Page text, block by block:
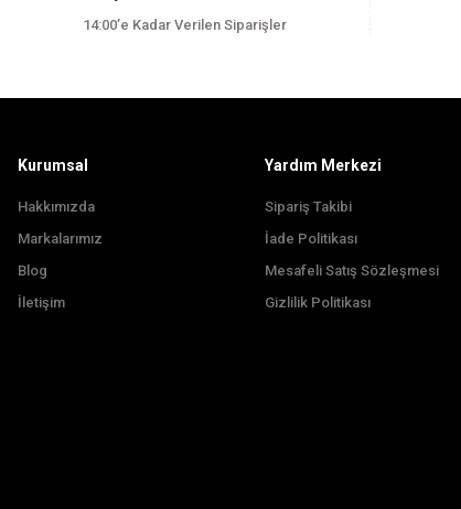
Ürün bilgilerinde hatalar bulunuyor.
14:00’e Kadar Verilen Siparişler
Kurumsal
Hakkımızda
Markalarımız
Blog
İletişim
Yardım Merkezi
Sipariş Takibi
İade Politikası
Mesafeli Satış Sözleşmesi
Gizlilik Politikası